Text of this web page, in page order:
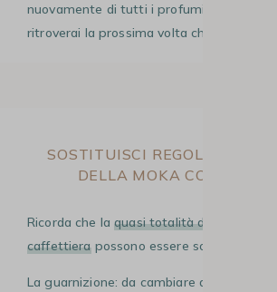
nuovamente di tutti i profumi e gli aromi
ritroverai la prossima volta che usi la
SOSTITUISCI
DELLA MOKA CON DEI
Ricorda che laquasi totalità degli
caffettierapossono essere sostituiti:
La guarnizione: da cambiare quando vedi